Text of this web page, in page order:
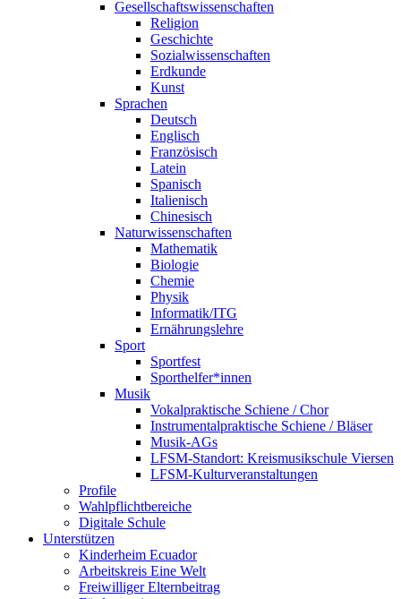
Gesellschaftswissenschaften
Religion
Geschichte
Sozialwissenschaften
Erdkunde
Kunst
Sprachen
Deutsch
Englisch
Französisch
Latein
Spanisch
Italienisch
Chinesisch
Naturwissenschaften
Mathematik
Biologie
Chemie
Physik
Informatik/ITG
Ernährungslehre
Sport
Sportfest
Sporthelfer*innen
Musik
Vokalpraktische Schiene / Chor
Instrumentalpraktische Schiene / Bläser
Musik-AGs
LFSM-Standort: Kreismusikschule Viersen
LFSM-Kulturveranstaltungen
Profile
Wahlpflichtbereiche
Digitale Schule
Unterstützen
Kinderheim Ecuador
Arbeitskreis Eine Welt
Freiwilliger Elternbeitrag